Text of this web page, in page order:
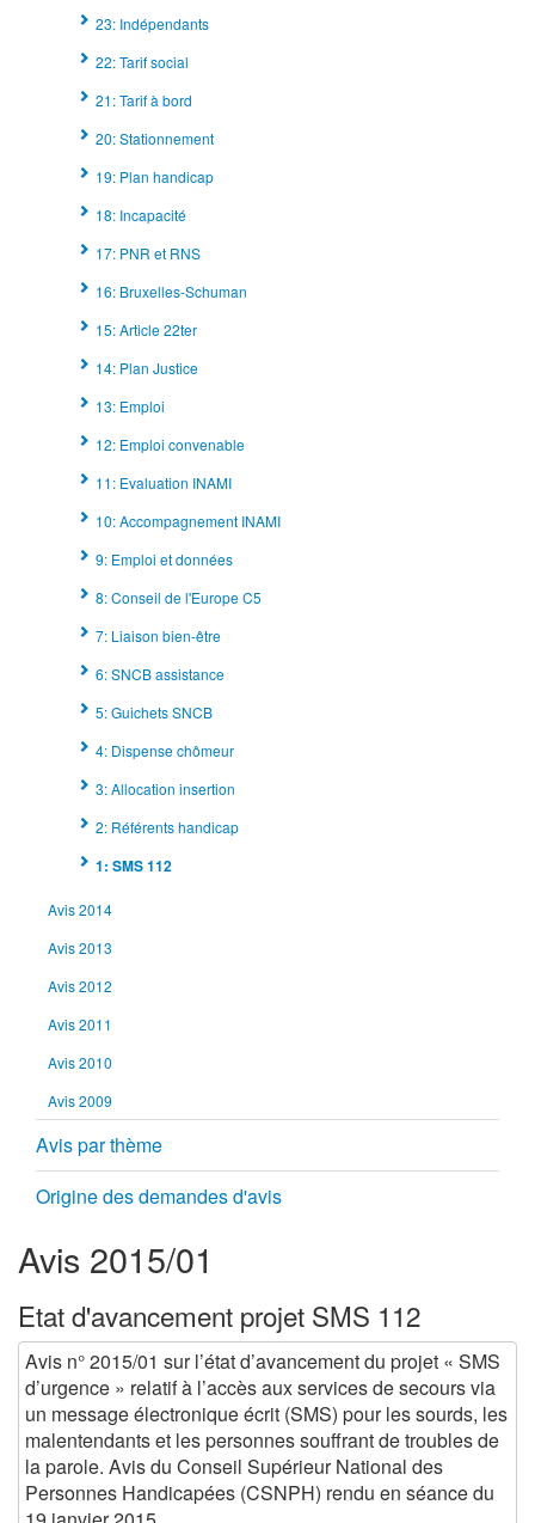
23: Indépendants
22: Tarif social
21: Tarif à bord
20: Stationnement
19: Plan handicap
18: Incapacité
17: PNR et RNS
16: Bruxelles-Schuman
15: Article 22ter
14: Plan Justice
13: Emploi
12: Emploi convenable
11: Evaluation INAMI
10: Accompagnement INAMI
9: Emploi et données
8: Conseil de l'Europe C5
7: Liaison bien-être
6: SNCB assistance
5: Guichets SNCB
4: Dispense chômeur
3: Allocation insertion
2: Référents handicap
1: SMS 112
Avis 2014
Avis 2013
Avis 2012
Avis 2011
Avis 2010
Avis 2009
Avis par thème
Origine des demandes d'avis
Avis 2015/01
Etat d'avancement projet SMS 112
Avis n° 2015/01 sur l’état d’avancement du projet « SMS
d’urgence » relatif à l’accès aux services de secours via
un message électronique écrit (SMS) pour les sourds, les
malentendants et les personnes souffrant de troubles de
la parole. Avis du Conseil Supérieur National des
Personnes Handicapées (CSNPH) rendu en séance du